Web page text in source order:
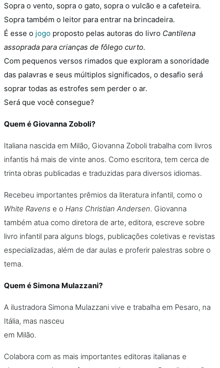
Sopra o vento, sopra o gato, sopra o vulcão e a cafeteira.
Sopra também o leitor para entrar na brincadeira.
É esse o jogo proposto pelas autoras do livro Cantilena
assoprada para crianças de fôlego curto.
Com pequenos versos rimados que exploram a sonoridade
das palavras e seus múltiplos significados, o desafio será
soprar todas as estrofes sem perder o ar.
Será que você consegue?
Quem é Giovanna Zoboli?
Italiana nascida em Milão, Giovanna Zoboli trabalha com livros
infantis há mais de vinte anos. Como escritora, tem cerca de
trinta obras publicadas e traduzidas para diversos idiomas.
Recebeu importantes prêmios da literatura infantil, como o
White Ravens e o Hans Christian Andersen. Giovanna
também atua como diretora de arte, editora, escreve sobre
livro infantil para alguns blogs, publicações coletivas e revistas
especializadas, além de dar aulas e proferir palestras sobre o
tema.
Quem é Simona Mulazzani?
A ilustradora Simona Mulazzani vive e trabalha em Pesaro, na
Itália, mas nasceu
em Milão.
Colabora com as mais importantes editoras italianas e